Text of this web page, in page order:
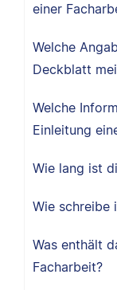
einer
Welche
Deckblatt
Welche
Einleitung
Wie lang ist
Wie schreibe
Was enthält
Facharbeit?